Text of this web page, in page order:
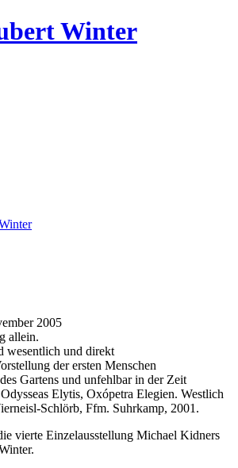
Winter
2005
allein.
wesentlich und direkt
der ersten Menschen
Gartens und unfehlbar in der Zeit
Elytis, Oxópetra Elegien. Westlich
Schlörb, Ffm. Suhrkamp, 2001.
vierte Einzelausstellung Michael Kidners